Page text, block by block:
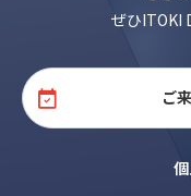
ぜひITOKI
ご